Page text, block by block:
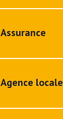
Assurance
Agence locale